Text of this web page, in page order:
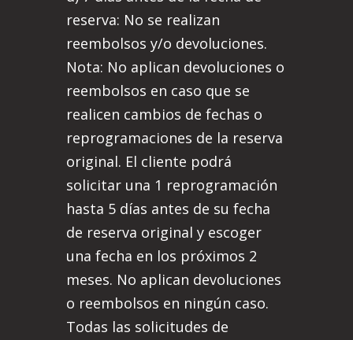
reserva: No se realizan
reembolsos y/o devoluciones.
Nota: No aplican devoluciones o
reembolsos en caso que se
realicen cambios de fechas o
reprogramaciones de la reserva
original. El cliente podrá
solicitar una 1 reprogramación
hasta 5 días antes de su fecha
de reserva original y escoger
una fecha en los próximos 2
meses. No aplican devoluciones
o reembolsos en ningún caso.
Todas las solicitudes de